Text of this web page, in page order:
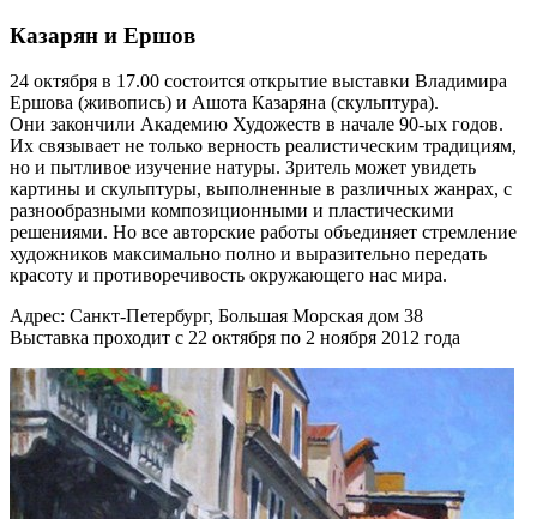
Казарян и Ершов
24 октября в 17.00 состоится открытие выставки Владимира
Ершова (живопись) и Ашота Казаряна (скульптура).
Они закончили Академию Художеств в начале 90-ых годов.
Их связывает не только верность реалистическим традициям,
но и пытливое изучение натуры. Зритель может увидеть
картины и скульптуры, выполненные в различных жанрах, с
разнообразными композиционными и пластическими
решениями. Но все авторские работы объединяет стремление
художников максимально полно и выразительно передать
красоту и противоречивость окружающего нас мира.
Адрес: Санкт-Петербург, Большая Морская дом 38
Выставка проходит с 22 октября по 2 ноября 2012 года